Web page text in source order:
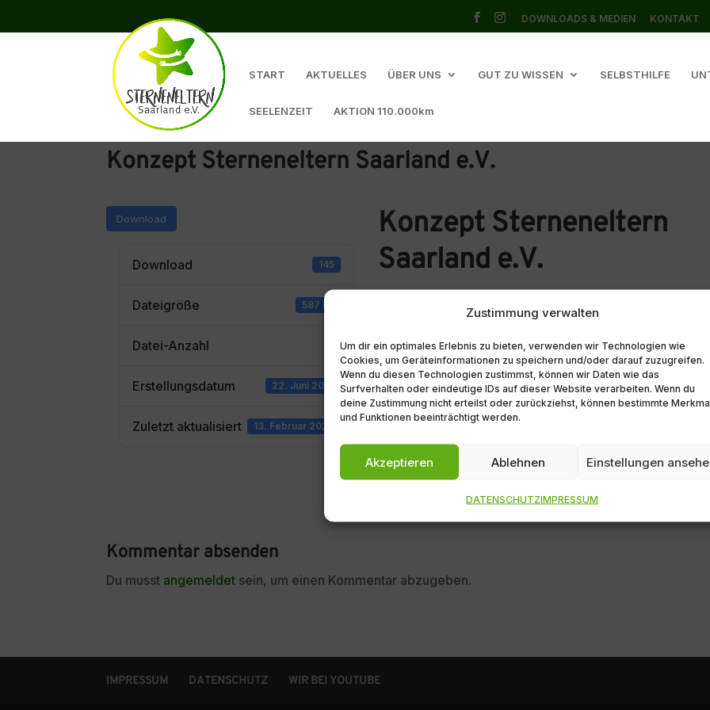
Zustimmung verwalten
Um dir ein optimales Erlebnis zu bieten, verwenden wir Technologien wie
Cookies, um Geräteinformationen zu speichern und/oder darauf zuzugreifen.
Wenn du diesen Technologien zustimmst, können wir Daten wie das
Surfverhalten oder eindeutige IDs auf dieser Website verarbeiten. Wenn du
deine Zustimmung nicht erteilst oder zurückziehst, können bestimmte
und Funktionen beeinträchtigt werden.
Akzeptieren Ablehnen Einstellungen
DATENSCHUTZIMPRESSUM
DOWNLOADS & MEDIEN KONTAKT
START AKTUELLES ÜBER UNS GUT ZU WISSEN SELBSTHILFE
SEELENZEIT AKTION 110.000km
Konzept Sterneneltern Saarland e.V.
Download
Download 145
Dateigröße 587 kB
Datei-Anzahl
Erstellungsdatum 22. Juni 2018
Zuletzt aktualisiert 13. Februar 2023
Konzept Sterneneltern
Saarland e.V.
Kommentar absenden
Du musst angemeldet sein, um einen Kommentar abzugeben.
IMPRESSUM DATENSCHUTZ WIR BEI YOUTUBE